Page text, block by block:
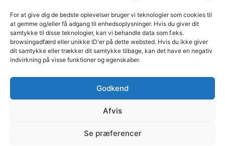
For at give dig de bedste oplevelser bruger vi teknologier som cookies til
at gemme og/eller få adgang til enhedsoplysninger. Hvis du giver dit
samtykke til disse teknologier, kan vi behandle data som f.eks.
browsingadfærd eller unikke ID'er på dette websted. Hvis du ikke giver
dit samtykke eller trækker dit samtykke tilbage, kan det have en negativ
indvirkning på visse funktioner og egenskaber.
Godkend
Afvis
Se præferencer
nr. 35111484 | E-mail: cb@cmarketing.dk | Telefon 51 59